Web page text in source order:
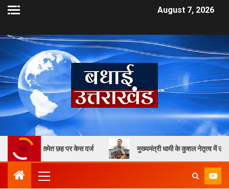
August 7, 2026
छह पर केस दर्ज मुख्यमंत्री धामी के कुशल नेतृत्व में उत्तराखण्ड में कांवड़